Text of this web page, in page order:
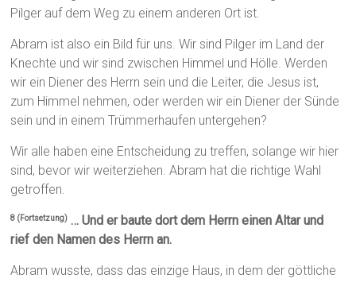
Pilger auf dem Weg zu einem anderen Ort ist.
Abram ist also ein Bild für uns. Wir sind Pilger im Land der
Knechte und wir sind zwischen Himmel und Hölle. Werden
wir ein Diener des Herrn sein und die Leiter, die Jesus ist,
zum Himmel nehmen, oder werden wir ein Diener der Sünde
sein und in einem Trümmerhaufen untergehen?
Wir alle haben eine Entscheidung zu treffen, solange wir hier
sind, bevor wir weiterziehen. Abram hat die richtige Wahl
getroffen.
8 (Fortsetzung) … Und er baute dort dem Herrn einen Altar und
rief den Namen des Herrn an.
Abram wusste, dass das einzige Haus, in dem der göttliche